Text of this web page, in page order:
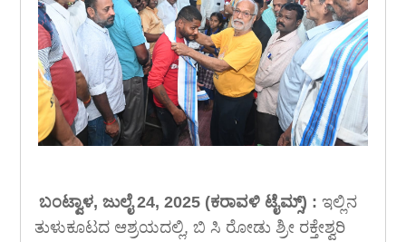
ಬಂಟ್ವಾಳ, ಜುಲೈ 24, 2025 (ಕರಾವಳಿ ಟೈಮ್ಸ್) : ಇಲ್ಲಿನ
ತುಳುಕೂಟದ ಆಶ್ರಯದಲ್ಲಿ, ಬಿ ಸಿ ರೋಡು ಶ್ರೀ ರಕ್ತೇಶ್ವರಿ